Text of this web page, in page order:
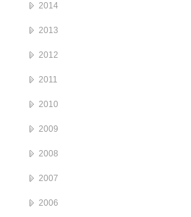
2014
2013
2012
2011
2010
2009
2008
2007
2006